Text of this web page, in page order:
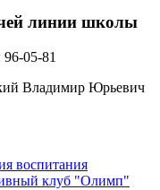
линии школы
05-81
Владимир Юрьевич